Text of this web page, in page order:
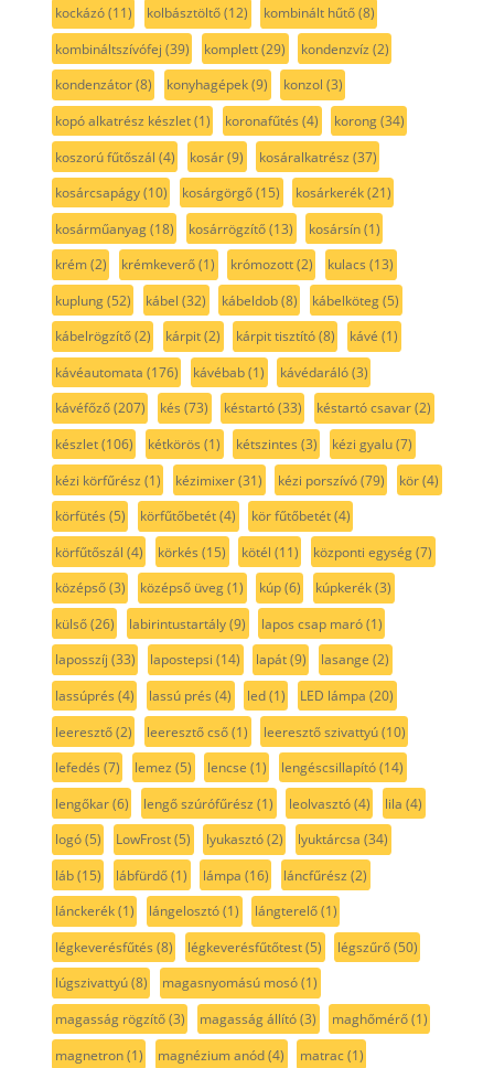
kockázó(11) kolbásztöltő(12) kombinált hűtő(8)
kombináltszívófej (39) komplett(29) kondenzvíz (2)
kondenzátor(8) konyhagépek(9) konzol (3)
kopó alkatrész készlet(1) koronafűtés (4) korong(34)
koszorú fűtőszál (4) kosár(9) kosáralkatrész (37)
kosárcsapágy(10) kosárgörgő(15) kosárkerék(21)
kosárműanyag(18) kosárrögzítő(13) kosársín(1)
krém(2) krémkeverő(1) krómozott(2) kulacs (13)
kuplung(52) kábel (32) kábeldob(8) kábelköteg(5)
kábelrögzítő(2) kárpit(2) kárpit tisztító(8) kávé (1)
kávéautomata (176) kávébab(1) kávédaráló(3)
kávéfőző(207) kés (73) késtartó(33) késtartó csavar(2)
készlet(106) kétkörös (1) kétszintes (3) kézi gyalu(7)
kézi körfűrész (1) kézimixer(31) kézi porszívó(79) kör(4)
körfütés (5) körfűtőbetét(4) kör fűtőbetét(4)
körfűtőszál (4) körkés (15) kötél (11) központi egység(7)
középső(3) középső üveg(1) kúp(6) kúpkerék(3)
külső(26) labirintustartály(9) lapos csap maró(1)
laposszíj (33) lapostepsi (14) lapát(9) lasange (2)
lassúprés (4) lassú prés (4) led(1) LED lámpa (20)
leeresztő(2) leeresztő cső(1) leeresztő szivattyú(10)
lefedés (7) lemez (5) lencse (1) lengéscsillapító(14)
lengőkar(6) lengő szúrófűrész (1) leolvasztó(4) lila (4)
logó(5) LowFrost(5) lyukasztó(2) lyuktárcsa (34)
láb(15) lábfürdő(1) lámpa (16) láncfűrész (2)
lánckerék(1) lángelosztó(1) lángterelő(1)
légkeverésfűtés (8) légkeverésfűtőtest(5) légszűrő(50)
lúgszivattyú(8) magasnyomású mosó(1)
magasság rögzítő(3) magasság állító(3) maghőmérő(1)
magnetron(1) magnézium anód(4) matrac(1)